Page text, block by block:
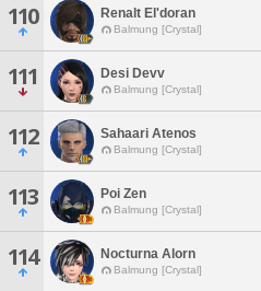
110 Renalt El'doran
Balmung [Crystal]
111 Desi Devv
Balmung [Crystal]
112 Sahaari Atenos
Balmung [Crystal]
113 Poi Zen
Balmung [Crystal]
114 Nocturna Alorn
Balmung [Crystal]